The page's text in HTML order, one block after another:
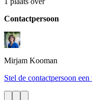
Contactpersoon
Mirjam Kooman
Stel de contactpersoon een